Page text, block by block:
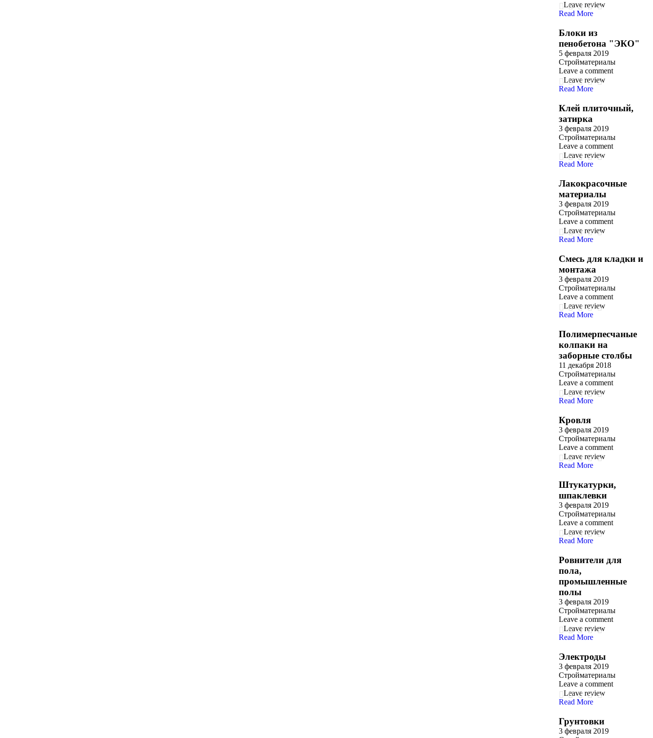
Leave review
Read More
Блоки из
пенобетона "ЭКО"
5 февраля 2019
Стройматериалы
Leave a comment
Leave review
Read More
Клей плиточный,
затирка
3 февраля 2019
Стройматериалы
Leave a comment
Leave review
Read More
Лакокрасочные
материалы
3 февраля 2019
Стройматериалы
Leave a comment
Leave review
Read More
Смесь для кладки и
монтажа
3 февраля 2019
Стройматериалы
Leave a comment
Leave review
Read More
Полимерпесчаные
колпаки на
заборные столбы
11 декабря 2018
Стройматериалы
Leave a comment
Leave review
Read More
Кровля
3 февраля 2019
Стройматериалы
Leave a comment
Leave review
Read More
Штукатурки,
шпаклевки
3 февраля 2019
Стройматериалы
Leave a comment
Leave review
Read More
Ровнители для
пола,
промышленные
полы
3 февраля 2019
Стройматериалы
Leave a comment
Leave review
Read More
Электроды
3 февраля 2019
Стройматериалы
Leave a comment
Leave review
Read More
Грунтовки
3 февраля 2019